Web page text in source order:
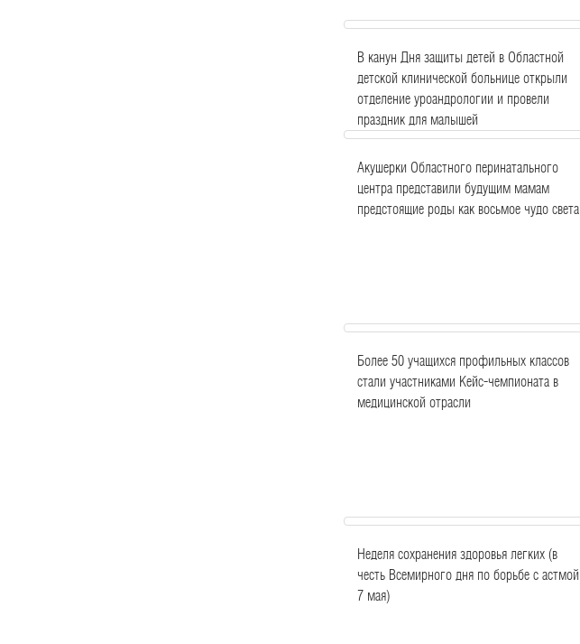
В канун Дня защиты детей в Областной
детской клинической больнице открыли
отделение уроандрологии и провели
праздник для малышей
Акушерки Областного перинатального
центра представили будущим мамам
предстоящие роды как восьмое чудо света
Более 50 учащихся профильных классов
стали участниками Кейс-чемпионата в
медицинской отрасли
Неделя сохранения здоровья легких (в
честь Всемирного дня по борьбе с астмой
7 мая)